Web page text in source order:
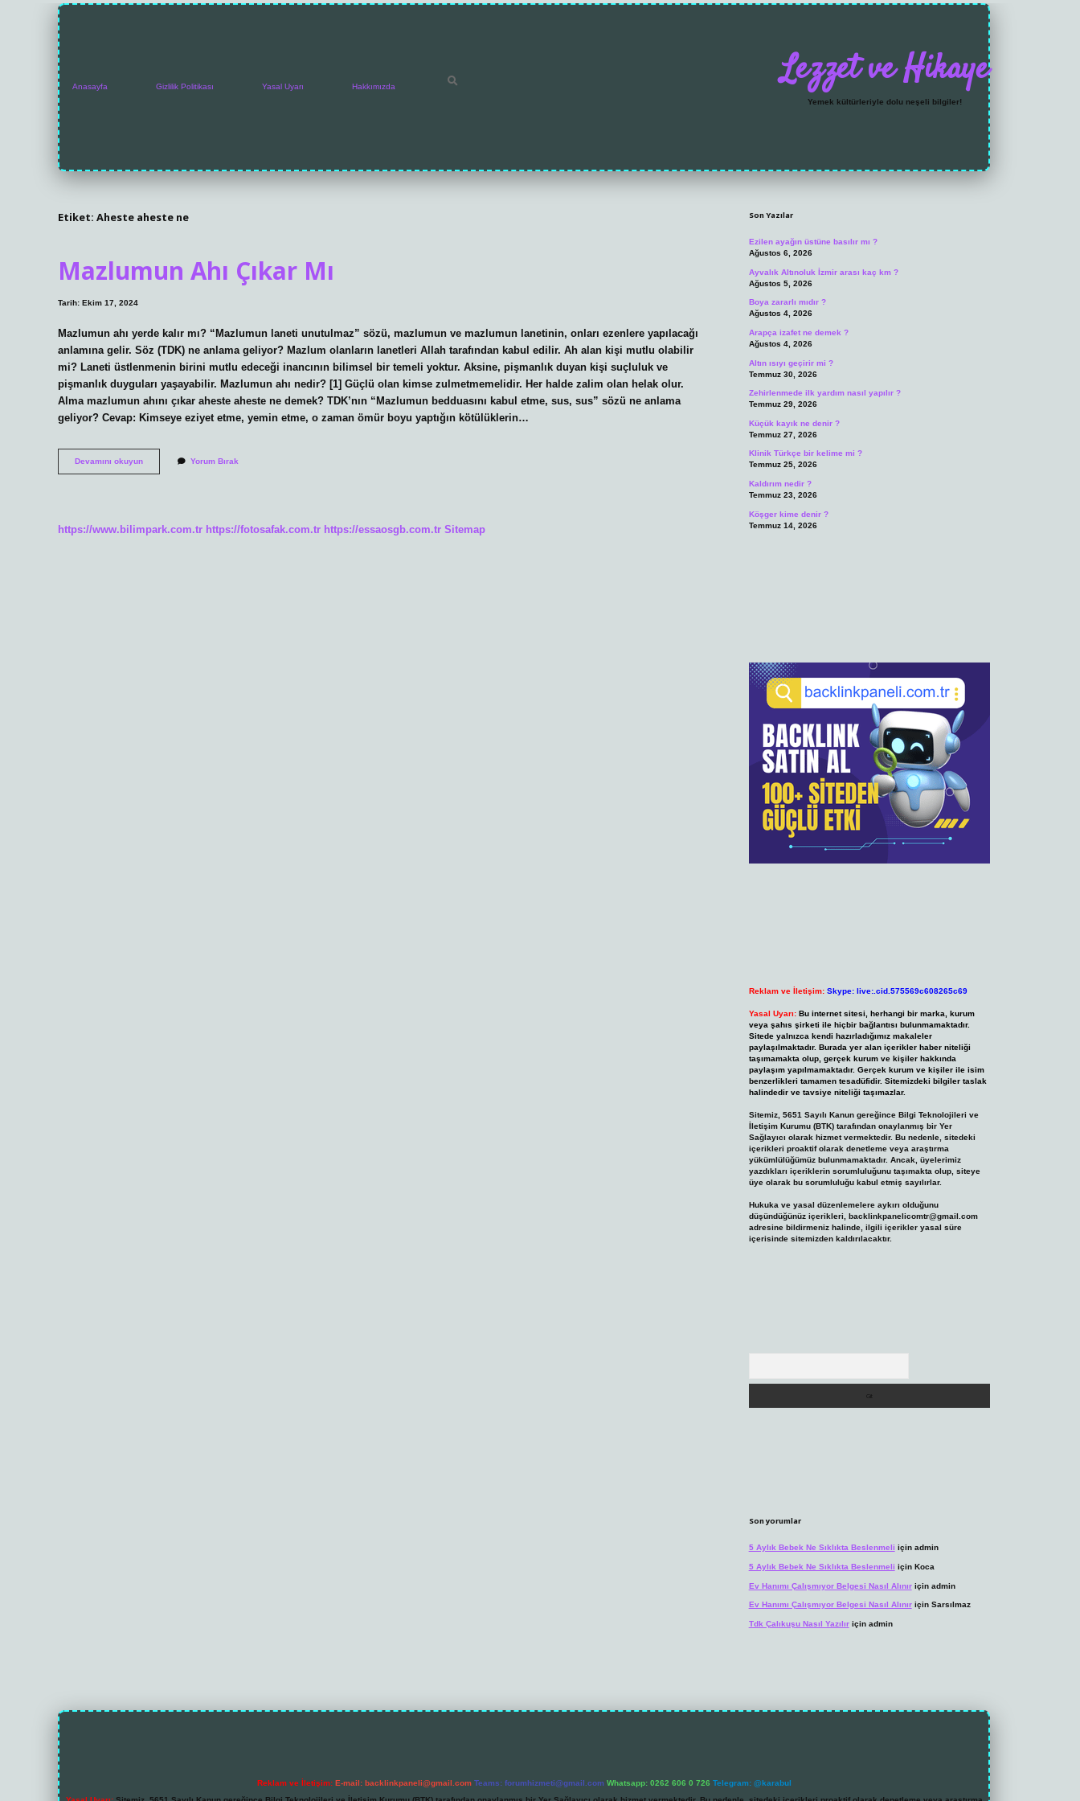
Anasayfa Gizlilik Politikası Yasal Uyarı Hakkımızda Lezzet ve Hikaye
Yemek kültürleriyle dolu neşeli bilgiler!
Etiket: Aheste aheste ne
Mazlumun Ahı Çıkar Mı
Tarih: Ekim 17, 2024
Mazlumun ahı yerde kalır mı? “Mazlumun laneti unutulmaz” sözü, mazlumun ve mazlumun lanetinin, onları ezenlere yapılacağı
anlamına gelir. Söz (TDK) ne anlama geliyor? Mazlum olanların lanetleri Allah tarafından kabul edilir. Ah alan kişi mutlu olabilir
mi? Laneti üstlenmenin birini mutlu edeceği inancının bilimsel bir temeli yoktur. Aksine, pişmanlık duyan kişi suçluluk ve
pişmanlık duyguları yaşayabilir. Mazlumun ahı nedir? [1] Güçlü olan kimse zulmetmemelidir. Her halde zalim olan helak olur.
Alma mazlumun ahını çıkar aheste aheste ne demek? TDK’nın “Mazlumun bedduasını kabul etme, sus, sus” sözü ne anlama
geliyor? Cevap: Kimseye eziyet etme, yemin etme, o zaman ömür boyu yaptığın kötülüklerin…
Devamını okuyunMazlumun
Ahı
Yorum Bırak
https://www.bilimpark.com.tr https://fotosafak.com.tr https://essaosgb.com.tr Sitemap
Sidebar
Son Yazılar
Ezilen ayağın üstüne basılır mı ?
Ağustos 6, 2026
Ayvalık Altınoluk İzmir arası kaç km ?
Ağustos 5, 2026
Boya zararlı mıdır ?
Ağustos 4, 2026
Arapça izafet ne demek ?
Ağustos 4, 2026
Altın ısıyı geçirir mi ?
Temmuz 30, 2026
Zehirlenmede ilk yardım nasıl yapılır ?
Temmuz 29, 2026
Küçük kayık ne denir ?
Temmuz 27, 2026
Klinik Türkçe bir kelime mi ?
Temmuz 25, 2026
Kaldırım nedir ?
Temmuz 23, 2026
Köşger kime denir ?
Temmuz 14, 2026
Reklam ve İletişim: Skype: live:.cid.575569c608265c69
Yasal Uyarı: Bu internet sitesi, herhangi bir marka, kurum
veya şahıs şirketi ile hiçbir bağlantısı bulunmamaktadır.
Sitede yalnızca kendi hazırladığımız makaleler
paylaşılmaktadır. Burada yer alan içerikler haber niteliği
taşımamakta olup, gerçek kurum ve kişiler hakkında
paylaşım yapılmamaktadır. Gerçek kurum ve kişiler ile isim
benzerlikleri tamamen tesadüfidir. Sitemizdeki bilgiler taslak
halindedir ve tavsiye niteliği taşımazlar.
Sitemiz, 5651 Sayılı Kanun gereğince Bilgi Teknolojileri ve
İletişim Kurumu (BTK) tarafından onaylanmış bir Yer
Sağlayıcı olarak hizmet vermektedir. Bu nedenle, sitedeki
içerikleri proaktif olarak denetleme veya araştırma
yükümlülüğümüz bulunmamaktadır. Ancak, üyelerimiz
yazdıkları içeriklerin sorumluluğunu taşımakta olup, siteye
üye olarak bu sorumluluğu kabul etmiş sayılırlar.
Hukuka ve yasal düzenlemelere aykırı olduğunu
düşündüğünüz içerikleri, backlinkpanelicomtr@gmail.com
adresine bildirmeniz halinde, ilgili içerikler yasal süre
içerisinde sitemizden kaldırılacaktır.
Son yorumlar
5 Aylık Bebek Ne Sıklıkta Beslenmeli için admin
5 Aylık Bebek Ne Sıklıkta Beslenmeli için Koca
Ev Hanımı Çalışmıyor Belgesi Nasıl Alınıriçin admin
Ev Hanımı Çalışmıyor Belgesi Nasıl Alınıriçin Sarsılmaz
Tdk Çalıkuşu Nasıl Yazılıriçin admin
Reklam ve İletişim: E-mail: backlinkpaneli@gmail.com Teams: forumhizmeti@gmail.com Whatsapp: 0262 606 0 726 Telegram: @karabul